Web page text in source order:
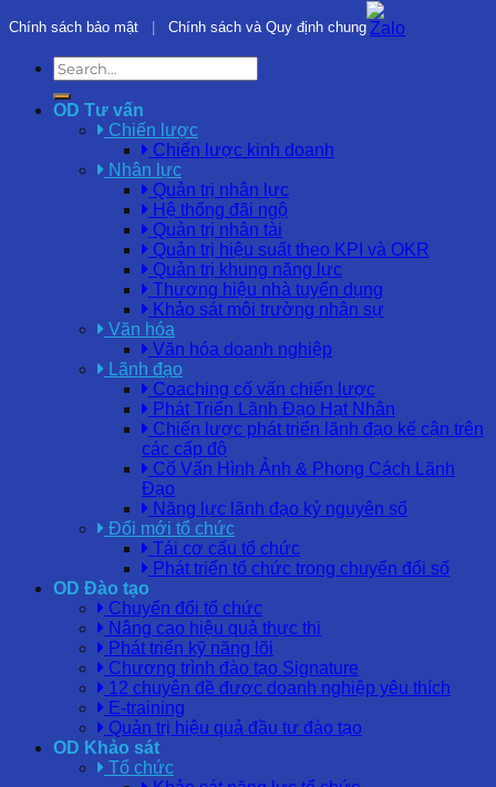
Chính sách bảo mật Chính sách và Quy định chung
OD Tư vấn
Chiến lược
Chiến lược kinh doanh
Nhân lực
Quản trị nhân lực
Hệ thống đãi ngộ
Quản trị nhân tài
Quản trị hiệu suất theo KPI và OKR
Quản trị khung năng lực
Thương hiệu nhà tuyển dụng
Khảo sát môi trường nhân sự
Văn hóa
Văn hóa doanh nghiệp
Lãnh đạo
Coaching cố vấn chiến lược
Phát Triển Lãnh Đạo Hạt Nhân
Chiến lược phát triển lãnh đạo kế cận trên
các cấp độ
Cố Vấn Hình Ảnh & Phong Cách Lãnh
Đạo
Năng lực lãnh đạo kỷ nguyên số
Đổi mới tổ chức
Tái cơ cấu tổ chức
Phát triển tổ chức trong chuyển đổi số
OD Đào tạo
Chuyển đổi tổ chức
Nâng cao hiệu quả thực thi
Phát triển kỹ năng lõi
Chương trình đào tạo Signature
12 chuyên đề được doanh nghiệp yêu thích
E-training
Quản trị hiệu quả đầu tư đào tạo
OD Khảo sát
Tổ chức